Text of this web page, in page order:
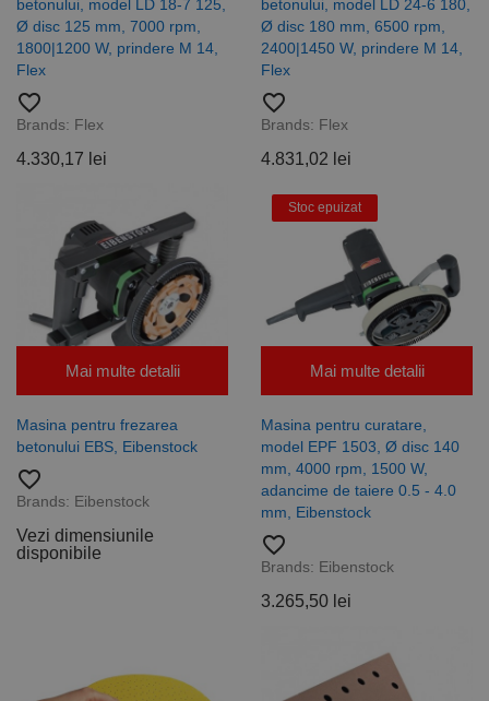
betonului, model LD 18-7 125,
Ø disc 125 mm, 7000 rpm,
1800|1200 W, prindere M 14,
Flex
favorite_border
Brands: Flex
4.330,17 lei
betonului, model LD 24-6 180,
Ø disc 180 mm, 6500 rpm,
2400|1450 W, prindere M 14,
Flex
favorite_border
Brands: Flex
4.831,02 lei
Mai multe detalii
Masina pentru frezarea
betonului EBS, Eibenstock
favorite_border
Brands: Eibenstock
Vezi dimensiunile
disponibile
Stoc epuizat
Mai multe detalii
Masina pentru curatare,
model EPF 1503, Ø disc 140
mm, 4000 rpm, 1500 W,
adancime de taiere 0.5 - 4.0
mm, Eibenstock
favorite_border
Brands: Eibenstock
3.265,50 lei